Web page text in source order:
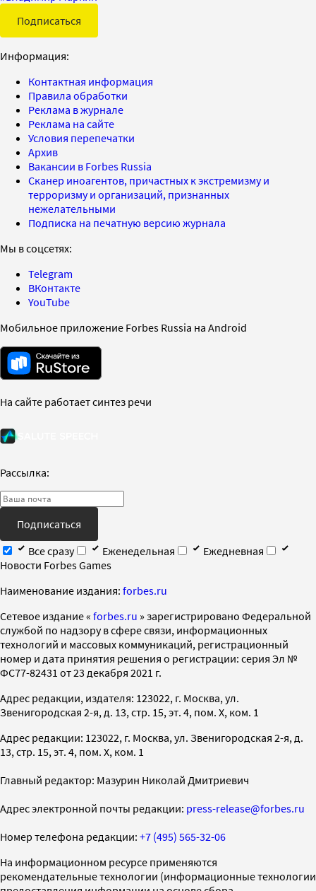
Подписаться
Информация:
Контактная информация
Правила обработки
Реклама в журнале
Реклама на сайте
Условия перепечатки
Архив
Вакансии в Forbes Russia
Сканер иноагентов, причастных к экстремизму и
терроризму и организаций, признанных
нежелательными
Подписка на печатную версию журнала
Мы в соцсетях:
Telegram
ВКонтакте
YouTube
Мобильное приложение Forbes Russia на Android
На сайте работает синтез речи
Рассылка:
Подписаться
Все сразу
Еженедельная
Ежедневная
Новости Forbes Games
Наименование издания: forbes.ru
Cетевое издание « forbes.ru » зарегистрировано Федеральной
службой по надзору в сфере связи, информационных
технологий и массовых коммуникаций, регистрационный
номер и дата принятия решения о регистрации: серия Эл №
ФС77-82431 от 23 декабря 2021 г.
Адрес редакции, издателя: 123022, г. Москва, ул.
Звенигородская 2-я, д. 13, стр. 15, эт. 4, пом. X, ком. 1
Адрес редакции: 123022, г. Москва, ул. Звенигородская 2-я, д.
13, стр. 15, эт. 4, пом. X, ком. 1
Главный редактор: Мазурин Николай Дмитриевич
Адрес электронной почты редакции: press-release@forbes.ru
Номер телефона редакции: +7 (495) 565-32-06
На информационном ресурсе применяются
рекомендательные технологии (информационные технологии